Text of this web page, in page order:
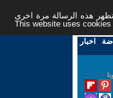
هذه الرسالة مرة اخرى -
This website uses
- اخبار